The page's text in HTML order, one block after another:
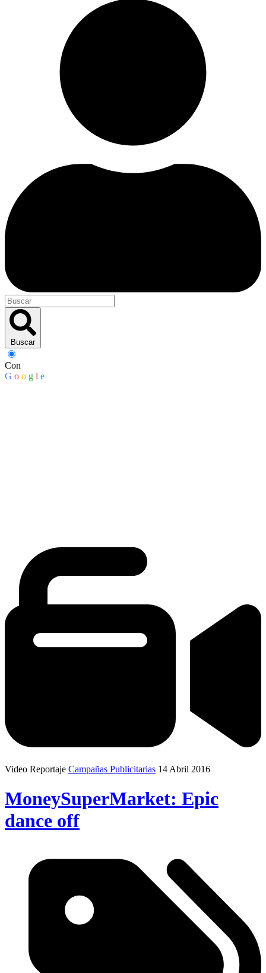
Buscar
Con
G o o g l e
Video Reportaje Campañas Publicitarias 14 Abril 2016
MoneySuperMarket: Epic
dance off